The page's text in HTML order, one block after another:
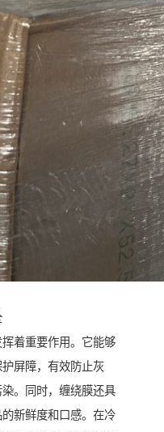
着重要作用。它能够
屏障，有效防止灰
。同时，缠绕膜还具
新鲜度和口感。在冷